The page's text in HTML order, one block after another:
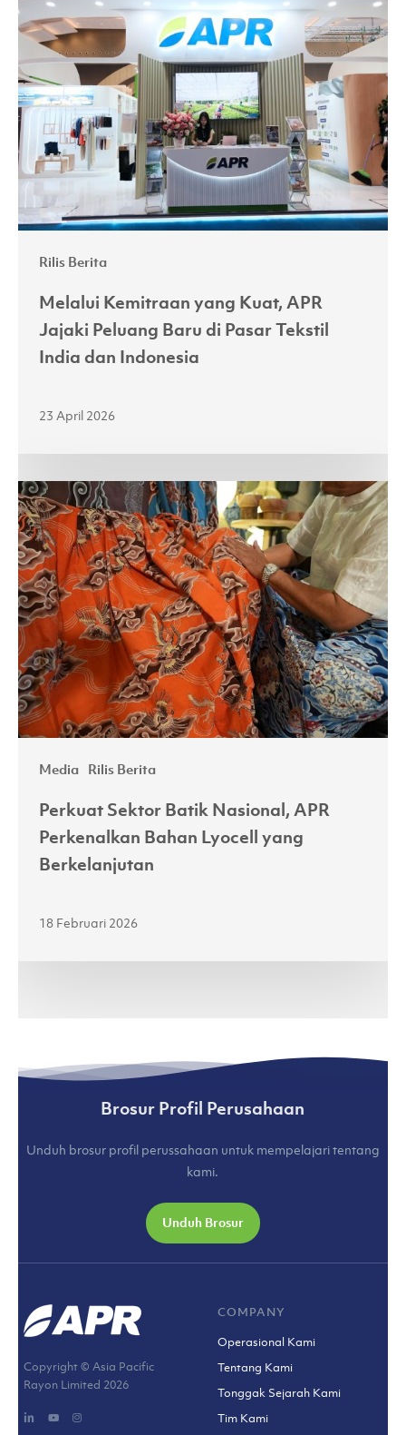
Rilis Berita
Kemitraan
yang
Kuat,
APR
Jajaki
Peluang
Baru
Pasar
India
Melalui Kemitraan yang Kuat, APR
Jajaki Peluang Baru di Pasar Tekstil
India dan Indonesia
23 April 2026
Media Rilis Berita
Perkuat
Sektor
Batik
Nasional,
APR
Perkenalkan
Bahan
Lyocell
yang
Berkelanjutan
Perkuat Sektor Batik Nasional, APR
Perkenalkan Bahan Lyocell yang
Berkelanjutan
18 Februari 2026
Brosur Profil Perusahaan
Unduh brosur profil perussahaan untuk mempelajari tentang
kami.
Unduh Brosur
Copyright © Asia Pacific
Rayon Limited 2026
COMPANY
Operasional Kami
Tentang Kami
Tonggak Sejarah Kami
Tim Kami